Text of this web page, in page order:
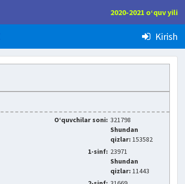
2020-2021 o‘quv yili
Kirish
O‘quvchilar soni: 321798
Shundan
qizlar: 153582
1-sinf: 23971
Shundan
qizlar: 11443